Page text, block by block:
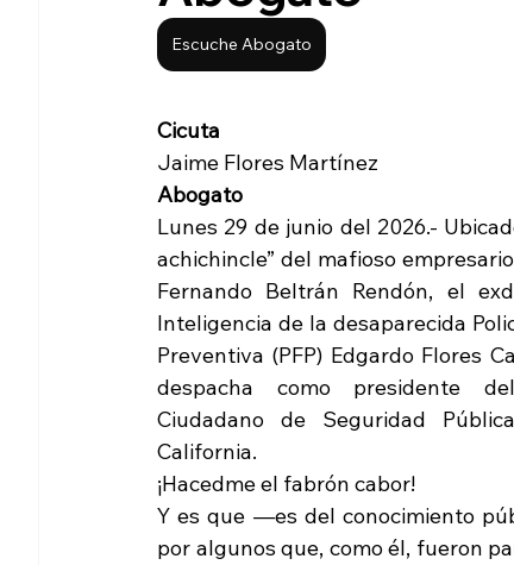
Escuche Abogato
Cicuta
Jaime Flores Martínez
Abogato
Lunes 29 de junio del 2026.-
achichincle” del mafioso
Fernando Beltrán Rendón, el
Inteligencia de la desaparecida
Preventiva (PFP) Edgardo Flores
despacha como presidente
Ciudadano de Seguridad
California.
¡Hacedme el fabrón cabor!
Y es que —es del conocimiento
por algunos que, como él, fueron